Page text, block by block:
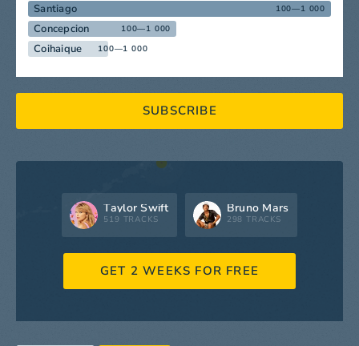
Santiago 100—1 000
Concepcion 100—1 000
Coihaique 100—1 000
SUBSCRIBE
Taylor Swift
519 TRACKS
Bruno Mars
298 TRACKS
GET 2 WEEKS FOR FREE